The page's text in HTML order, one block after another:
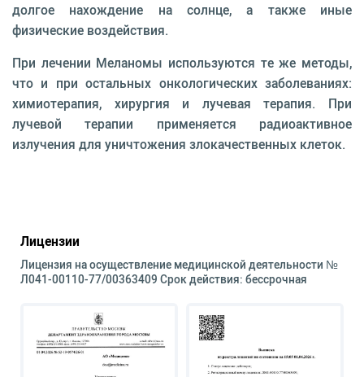
долгое нахождение на солнце, а также иные
физические воздействия.
При лечении Меланомы используются те же методы,
что и при остальных онкологических заболеваниях:
химиотерапия, хирургия и лучевая терапия. При
лучевой терапии применяется радиоактивное
излучения для уничтожения злокачественных клеток.
Лицензии
Лицензия на осуществление медицинской деятельности №
Л041-00110-77/00363409 Срок действия: бессрочная